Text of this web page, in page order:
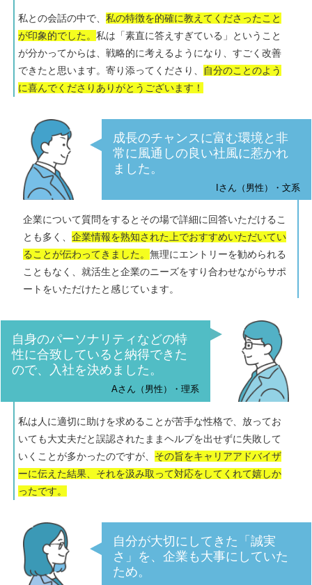
私との会話の中で、 私の特徴を的確に教えてくださったこと
が印象的でした。 私は「素直に答えすぎている」ということ
が分かってからは、戦略的に考えるようになり、すごく改善
できたと思います。寄り添ってくださり、
自分のことのよう
に喜んでくださりありがとうございます！
成長のチャンスに富む環境と非
常に風通しの良い社風に惹かれ
ました。
Iさん（男性）・文系
企業について質問をするとその場で詳細に回答いただけるこ
とも多く、 企業情報を熟知された上でおすすめいただいてい
ることが伝わってきました。 無理にエントリーを勧められる
こともなく、就活生と企業のニーズをすり合わせながらサポ
ートをいただけたと感じています。
自身のパーソナリティなどの特
性に合致していると納得できた
ので、入社を決めました。
Aさん（男性）・理系
私は人に適切に助けを求めることが苦手な性格で、放ってお
いても大丈夫だと誤認されたままヘルプを出せずに失敗して
いくことが多かったのですが、 その旨をキャリアアドバイザ
ーに伝えた結果、それを汲み取って対応をしてくれて嬉しか
ったです。
自分が大切にしてきた「誠実
さ」を、企業も大事にしていた
ため。